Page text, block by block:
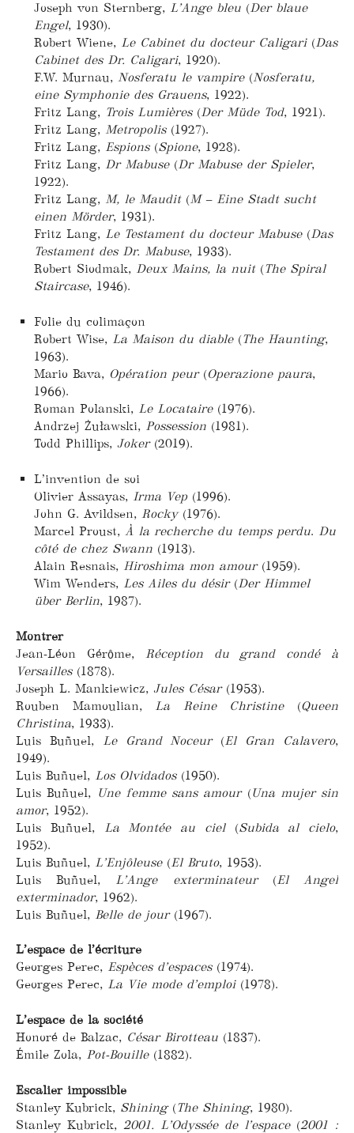
Joseph von Sternberg, L’Ange bleu(Der blaue
Engel, 1930).
Robert Wiene, Le Cabinet du docteur Caligari(Das
Cabinet des Dr. Caligari, 1920).
F.W. Murnau, Nosferatu le vampire(Nosferatu,
eine Symphonie des Grauens, 1922).
Fritz Lang, Trois Lumières(Der Müde Tod, 1921).
Fritz Lang, Metropolis(1927).
Fritz Lang, Espions(Spione, 1928).
Fritz Lang, Dr Mabuse(Dr Mabuse der Spieler,
1922).
Fritz Lang, M, le Maudit(M – Eine Stadt sucht
einen Mörder, 1931).
Fritz Lang, Le Testament du docteur Mabuse(Das
Testament des Dr. Mabuse, 1933).
Robert Siodmak, Deux Mains, la nuit(The Spiral
Staircase, 1946).
Folie du colimaçon
Robert Wise, La Maison du diable(The Haunting,
1963).
Mario Bava, Opération peur(Operazione paura,
1966).
Roman Polanski, Le Locataire(1976).
Andrzej Żuławski, Possession(1981).
Todd Phillips, Joker(2019).
L’invention de soi
Olivier Assayas, Irma Vep(1996).
John G. Avildsen, Rocky(1976).
Marcel Proust, À la recherche du temps perdu. Du
côté de chez Swann(1913).
Alain Resnais, Hiroshima mon amour(1959).
Wim Wenders, Les Ailes du désir (Der Himmel
über Berlin, 1987).
Montrer
Jean-Léon Gérôme,
Réception du grand condé à
Versailles(1878).
Joseph L. Mankiewicz, Jules César(1953).
Rouben Mamoulian,
La Reine Christine(Queen
Christina, 1933).
Luis Buñuel,
Le Grand Noceur(El Gran Calavero,
1949).
Luis Buñuel, Los Olvidados(1950).
Luis Buñuel, Une femme sans amour(Una mujer sin
amor, 1952).
Luis Buñuel,
La Montée au ciel (Subida al cielo,
1952).
Luis Buñuel, L’Enjôleuse(El Bruto, 1953).
Luis Buñuel,
L’Ange exterminateur(El Angel
exterminador, 1962).
Luis Buñuel, Belle de jour(1967).
L’espace de l’écriture
Georges Perec, Espèces d’espaces(1974).
Georges Perec, La Vie mode d’emploi(1978).
L’espace de la société
Honoré de Balzac, César Birotteau (1837).
Émile Zola, Pot-Bouille(1882).
Escalier impossible
Stanley Kubrick, Shining(The Shining, 1980).
Stanley Kubrick, 2001. L’Odyssée de l’espace(2001 :